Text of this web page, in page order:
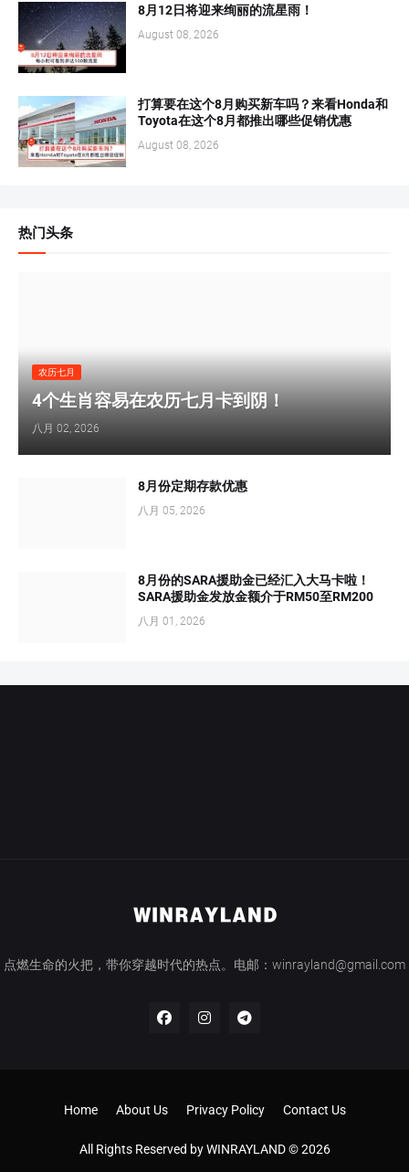
8月12日将迎来绚丽的流星雨！
August 08, 2026
打算要在这个8月购买新车吗？来看Honda和
Toyota在这个8月都推出哪些促销优惠
August 08, 2026
热门头条
农历七月
4个生肖容易在农历七月卡到阴！
八月 02, 2026
8月份定期存款优惠
八月 05, 2026
8月份的SARA援助金已经汇入大马卡啦！
SARA援助金发放金额介于RM50至RM200
八月 01, 2026
点燃生命的火把，带你穿越时代的热点。电邮：winrayland@gmail.com
All Rights Reserved by WINRAYLAND © 2026
Home About Us Privacy Policy Contact Us